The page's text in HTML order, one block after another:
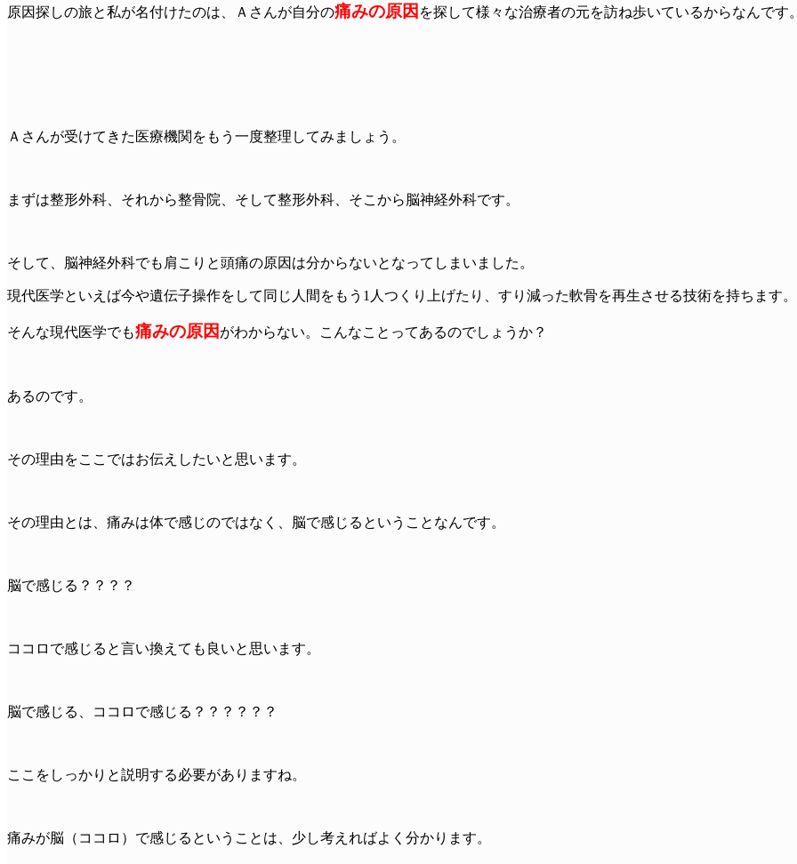
原因探しの旅と私が名付けたのは、Ａさんが自分の痛みの原因 を探して様々な治療者の元を訪ね歩いているからなんです
Ａさんが受けてきた医療機関をもう一度整理してみましょう。
まずは整形外科、それから整骨院、そして整形外科、そこから脳神経外科です。
そして、脳神経外科でも肩こりと頭痛の原因は分からないとなってしまいました。
現代医学といえば今や遺伝子操作をして同じ人間をもう1人つくり上げたり、すり減った軟骨を再生させる技術を持ちます。
そんな現代医学でも痛みの原因 がわからない。こんなことってあるのでしょうか？
あるのです。
その理由をここではお伝えしたいと思います。
その理由とは、痛みは体で感じのではなく、脳で感じるということなんです。
脳で感じる？？？？
ココロで感じると言い換えても良いと思います。
脳で感じる、ココロで感じる？？？？？？
ここをしっかりと説明する必要がありますね。
痛みが脳（ココロ）で感じるということは、少し考えればよく分かります。